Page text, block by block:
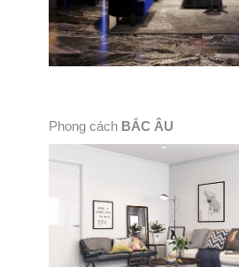
Phong cách BẮC ÂU